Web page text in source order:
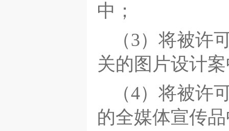
中；
（3）将被许
关的图片设计
（4）将被许
的全媒体宣传